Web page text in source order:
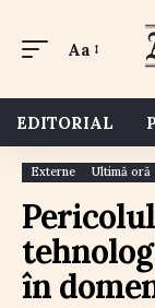
Aa
EDITORIAL
Externe Ultimă oră
în